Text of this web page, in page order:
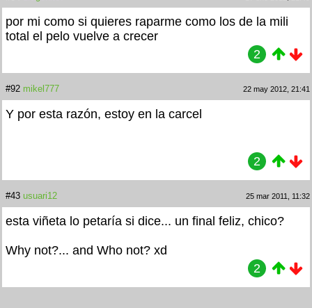
por mi como si quieres raparme como los de la mili
total el pelo vuelve a crecer
2
#92 mikel777 22 may 2012, 21:41
Y por esta razón, estoy en la carcel
2
#43 usuari12 25 mar 2011, 11:32
esta viñeta lo petaría si dice... un final feliz, chico?
Why not?... and Who not? xd
2